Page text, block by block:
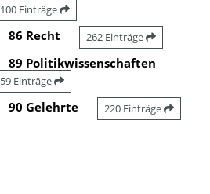
100 Einträge
86 Recht 262 Einträge
89 Politikwissenschaften
59 Einträge
90 Gelehrte 220 Einträge